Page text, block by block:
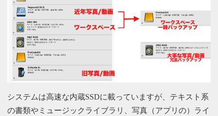
システムは高速な内蔵SSDに載っていますが、テキスト系
の書類やミュージックライブラリ、写真（アプリの）ライ